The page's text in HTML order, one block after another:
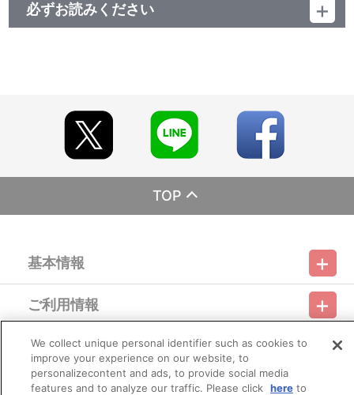
必ずお読みください
・リボンチャーム
※全巻購入特典は、2021年9月20日（月）までにご注文いただい
たお客様には、必ず特典を付けさせていただきます。
※2021年9月21日（火）以降にご注文頂いても特典は付きません
※全巻購入特典は、最終巻(8巻)に同梱してお届けいたします。
※Blu-rayとDVDが混在した場合、全巻購入特典は付属いたしませ
対象期間内に1～4巻、5～8巻をそれぞれ連動でご予約いただいた
お客様に、
特典『ミニキャンバスアート（イーゼル付き／約
＜1～4巻連動＞
対象予約期間：2021年3月21日（土）まで
特典絵柄：キービジュアル第1弾
TOP
基本情報
利用規約 特定商取引法に基づく表示
プライバシーオプション 会社概要
ご利用情報
ご利用ガイド サイトマップ 推奨環境
会員メニュー
その他のご案内
We collect unique personal identifier such as cookies to
improve your experience on our website, to
personalizecontent and ads, to provide social media
features and to analyze our traffic. Please click hereto